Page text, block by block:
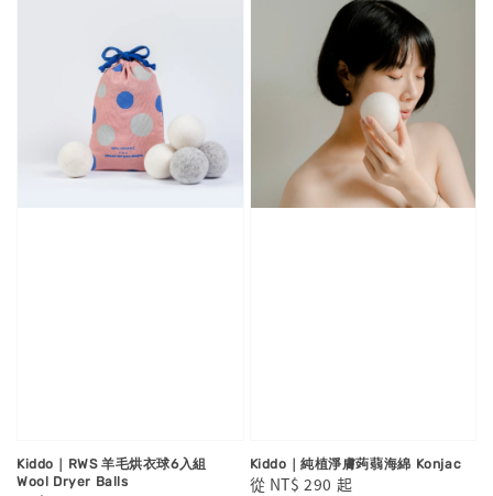
Kiddo｜RWS 羊毛烘衣球6入組
Wool Dryer Balls
Kiddo｜純植淨膚蒟蒻海綿 Konjac
Regular
從 NT$ 290 起